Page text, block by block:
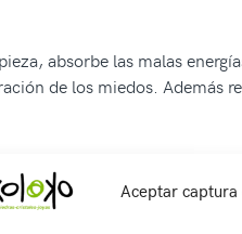
Aceptar
absorbe las malas
de los miedos. Además